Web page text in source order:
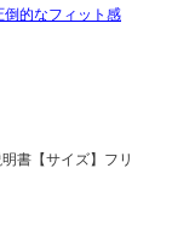
倒的なフィット感
書【サイズ】フリ